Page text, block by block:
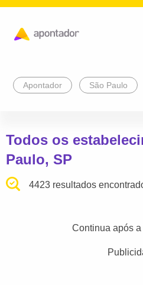
Apontador São Paulo
Todos os
Paulo, SP
4423 resultados
Continua após